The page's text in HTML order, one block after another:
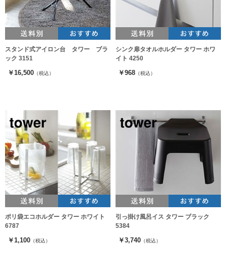
スタンド式アイロン台 タワー ブラ
ック 3151
￥16,500 （税込）
シンク扉タオルホルダー タワー ホワ
イト 4250
￥968 （税込）
ポリ袋エコホルダー タワー ホワイト
6787
￥1,100 （税込）
引っ掛け風呂イス タワー ブラック
5384
￥3,740 （税込）